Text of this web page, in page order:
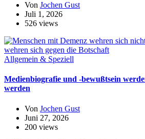
Von Jochen Gust
Juli 1, 2026
526 views
Allgemein & Speziell
Medienbiografie und -bewußtsein
werden
Von Jochen Gust
Juni 27, 2026
200 views